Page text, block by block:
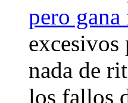
pero
nada de
los fallos